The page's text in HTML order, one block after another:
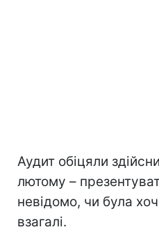
Аудит обіцяли
лютому –
невідомо, чи була
взагалі.